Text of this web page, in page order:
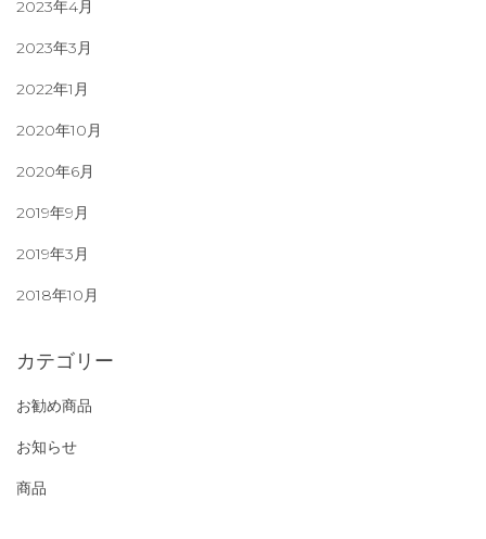
2023年4月
2023年3月
2022年1月
2020年10月
2020年6月
2019年9月
2019年3月
2018年10月
カテゴリー
お勧め商品
お知らせ
商品